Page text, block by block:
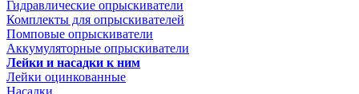
Гидравлические опрыскиватели
Комплекты для опрыскивателей
Помповые опрыскиватели
Аккумуляторные опрыскиватели
Лейки и насадки к ним
Лейки оцинкованные
Насадки